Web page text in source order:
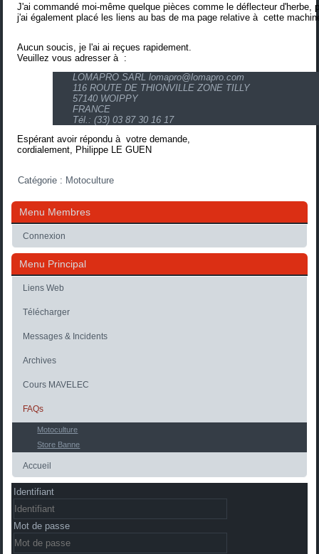
J'ai commandé moi-même quelque pièces comme le déflecteur
j'ai également placé les liensau bas de ma page relative à cette
Aucun soucis, je l'ai ai reçues rapidement.
Veuillez vous adresser à :
LOMAPRO SARLlomapro@lomapro.com
116 ROUTE DE THIONVILLE ZONE TILLY
57140 WOIPPY
FRANCE
Tél.: (33) 03 87 30 16 17
Espérant avoir répondu à votre demande,
cordialement, Philippe LE GUEN
Catégorie : Motoculture
Menu Membres
Connexion
Menu Principal
Liens Web
Télécharger
Messages & Incidents
Archives
Cours MAVELEC
FAQs
Motoculture
Store Banne
Accueil
Identifiant
Mot de passe